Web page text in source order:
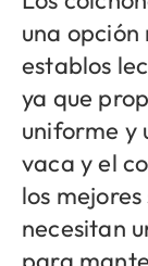
una
establos
ya que
uniforme y
vaca y el
los
necesitan